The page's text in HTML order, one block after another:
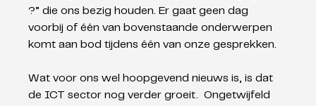
?” die ons bezig houden. Er gaat geen dag
voorbij of één van bovenstaande onderwerpen
komt aan bod tijdens één van onze gesprekken.
Wat voor ons wel hoopgevend nieuws is, is dat
de ICT sector nog verder groeit.  Ongetwijfeld